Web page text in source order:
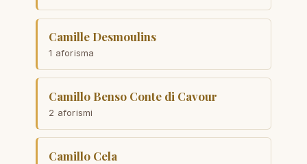
Camille Desmoulins
1 aforisma
Camillo Benso Conte di Cavour
2 aforismi
Camillo Cela